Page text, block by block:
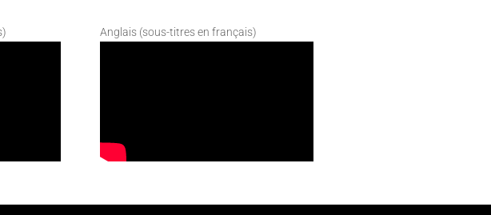
Anglais (sous-titres en français)